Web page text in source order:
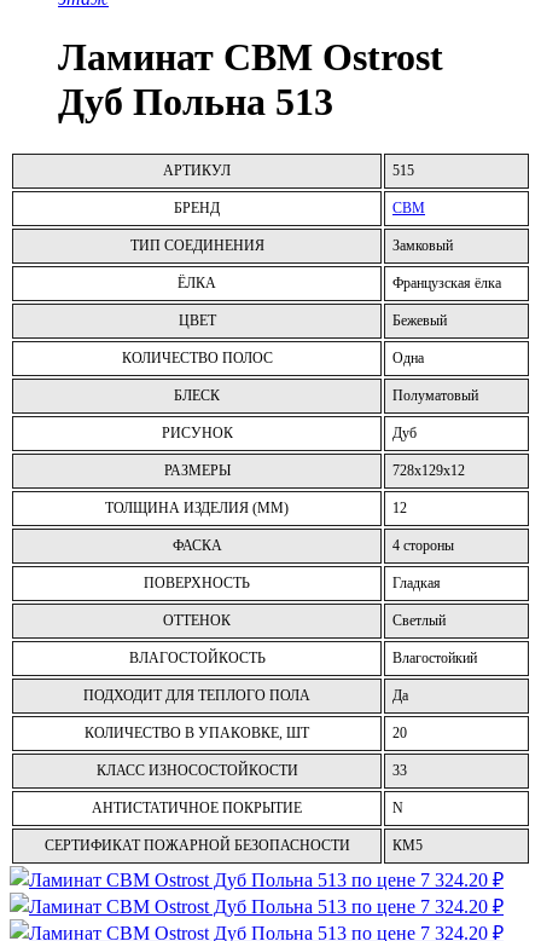
Ламинат CBM Ostrost
Дуб Польна 513
АРТИКУЛ 515
БРЕНД CBM
ТИП СОЕДИНЕНИЯ Замковый
ЁЛКА Французская ёлка
ЦВЕТ Бежевый
КОЛИЧЕСТВО ПОЛОС Одна
БЛЕСК Полуматовый
РИСУНОК Дуб
РАЗМЕРЫ 728x129x12
ТОЛЩИНА ИЗДЕЛИЯ (ММ) 12
ФАСКА 4 стороны
ПОВЕРХНОСТЬ Гладкая
ОТТЕНОК Светлый
ВЛАГОСТОЙКОСТЬ Влагостойкий
ПОДХОДИТ ДЛЯ ТЕПЛОГО ПОЛА Да
КОЛИЧЕСТВО В УПАКОВКЕ, ШТ 20
КЛАСС ИЗНОСОСТОЙКОСТИ 33
АНТИСТАТИЧНОЕ ПОКРЫТИЕ N
СЕРТИФИКАТ ПОЖАРНОЙ БЕЗОПАСНОСТИ КМ5